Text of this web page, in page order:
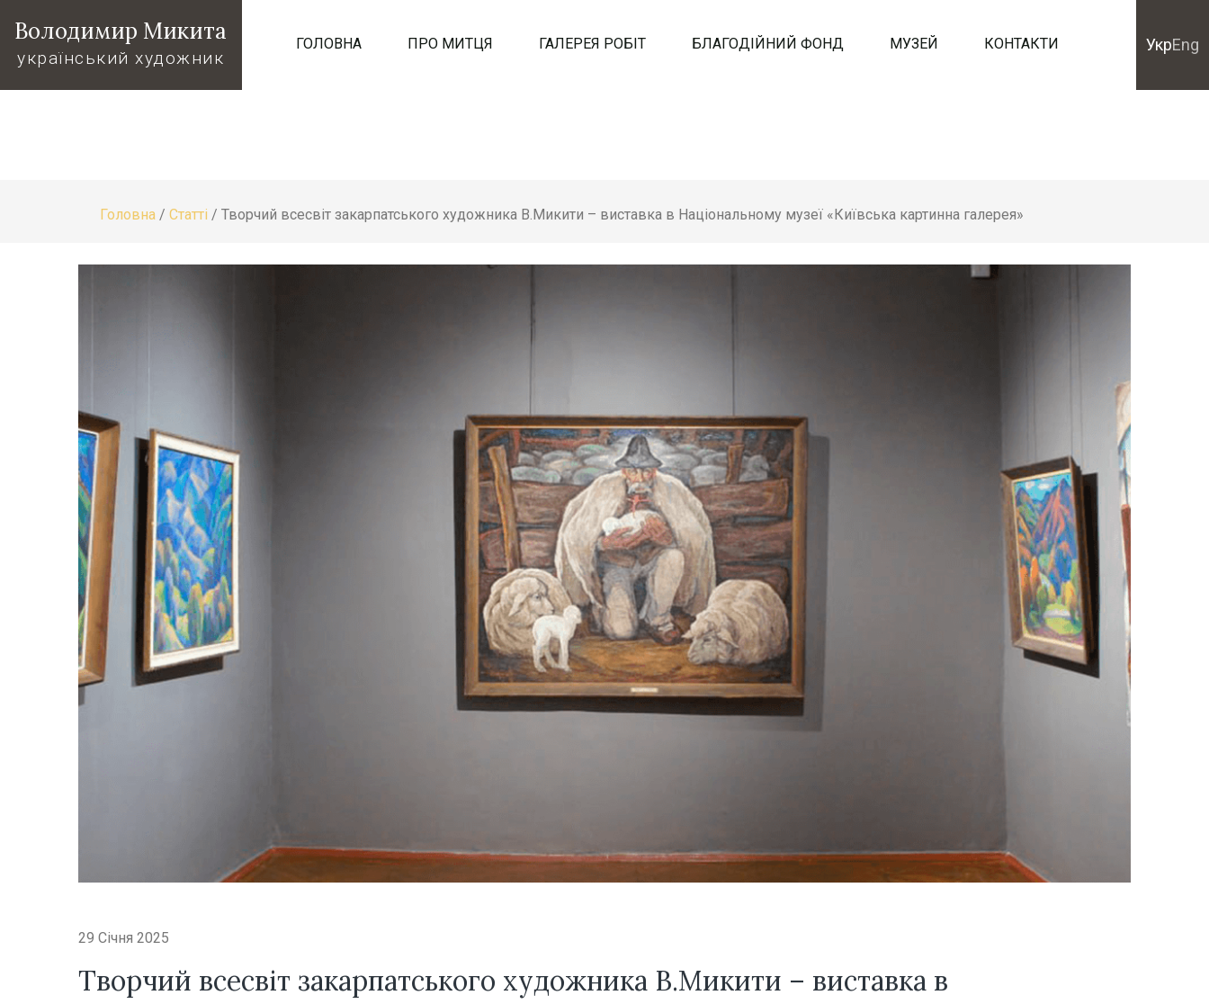
Володимир Микита
український художник
ГОЛОВНА ПРО МИТЦЯ ГАЛЕРЕЯ РОБІТ БЛАГОДІЙНИЙ ФОНД МУЗЕЙ КОНТАКТИ УкрEng
Головна / Статті / Творчий всесвіт закарпатського художника В.Микити – виставка в Національному музеї «Київська картинна галерея»
29 Січня 2025
Творчий всесвіт закарпатського художника В.Микити – виставка в